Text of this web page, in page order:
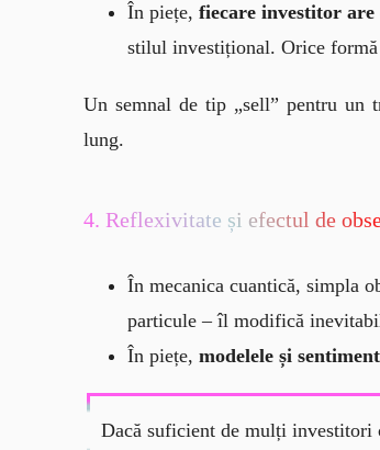
În piețe, fiecare investitor
stilul investițional. Orice
Un semnal de tip „sell” pentru un
lung.
4. Reflexivitate și efectul de
În mecanica cuantică, simpla
particule – îl modifică
În piețe, modelele și
Dacă suficient de mulți investitori